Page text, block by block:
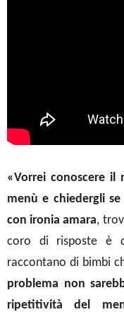
«Vorrei conoscere il
menù e chiedergli
con ironia amara,
coro di risposte è
raccontano di bimbi
problema non
ripetitività del